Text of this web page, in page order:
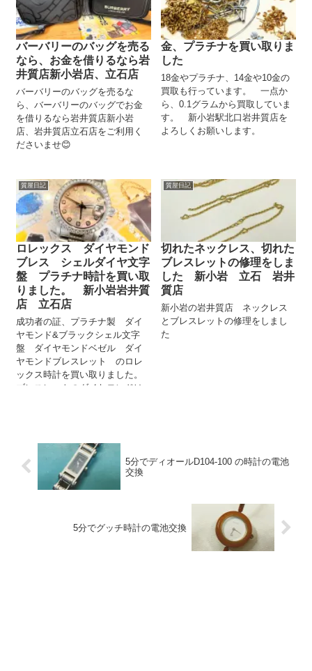
バーバリーのバッグを売る
なら、お金を借りるなら岩
井質店新小岩店、立石店
バーバリーのバッグを売るな
ら、バーバリーのバッグでお金
を借りるなら岩井質店新小岩
店、岩井質店立石店をご利用く
ださいませ😊
金、プラチナを買い取りま
した
18金やプラチナ、14金や10金の
買取も行っています。 一点か
ら、0.1グラムから買取していま
す。 新小岩駅北口岩井質店を
よろしくお願いします。
質屋日記
ロレックス ダイヤモンド
ブレス シェルダイヤ文字
盤 プラチナ時計を買い取
りました。 新小岩岩井質
店 立石店
成功者の証、プラチナ製 ダイ
ヤモンド&ブラックシェル文字
盤 ダイヤモンドベゼル ダイ
ヤモンドブレスレット のロレ
ックス時計を買い取りました。
ブレスレットのダイヤモンドは
質屋日記
切れたネックレス、切れた
ブレスレットの修理をしま
した 新小岩 立石 岩井
質店
新小岩の岩井質店 ネックレス
とブレスレットの修理をしまし
た
5分でディオールD104-100 の時計の電池
交換
5分でグッチ時計の電池交換